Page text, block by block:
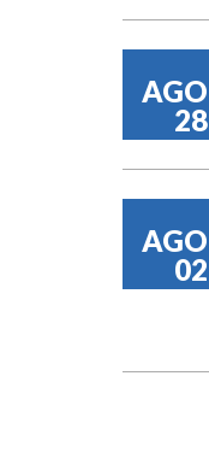
AGO
28
AGO
02